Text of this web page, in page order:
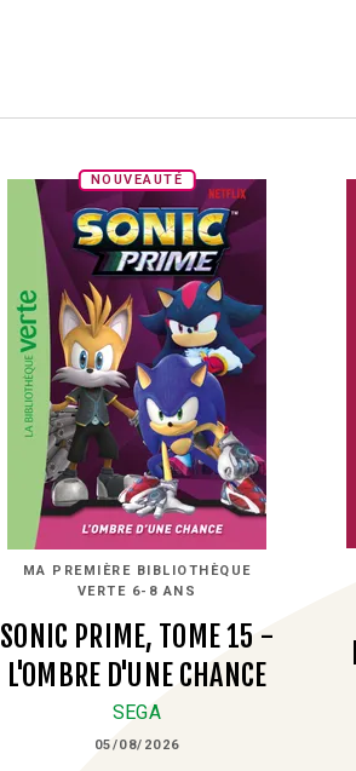
NOUVEAUTÉ
MA PREMIÈRE BIBLIOTHÈQUE
VERTE 6-8 ANS
SONIC PRIME, TOME 15 -
L'OMBRE D'UNE CHANCE
SEGA
05/08/2026